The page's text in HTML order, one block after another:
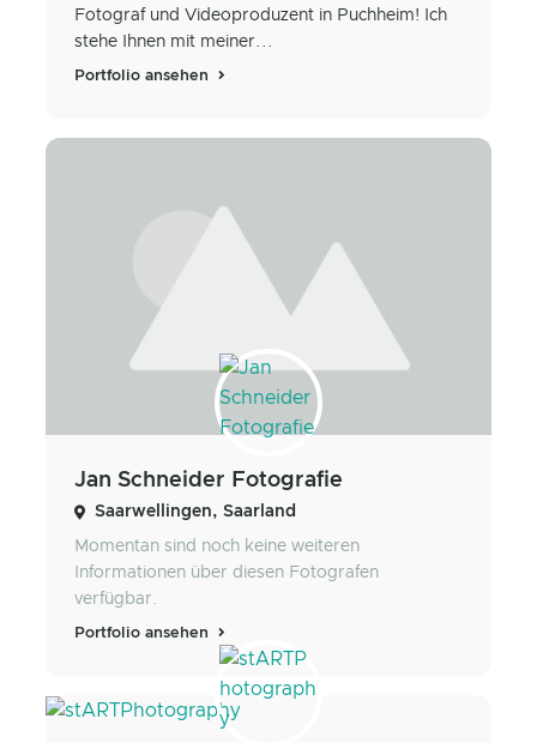
Fotograf und Videoproduzent in Puchheim! Ich
stehe Ihnen mit meiner...
Portfolio ansehen
Jan Schneider Fotografie
Saarwellingen, Saarland
Momentan sind noch keine weiteren
Informationen über diesen Fotografen
verfügbar.
Portfolio ansehen